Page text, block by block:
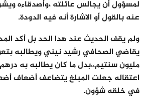
لمسؤول أن يجالس عائلته ،وأصدقاءه
عنه بالقول أو الاشارة أنه فيه الدودة.
ولم يقف الحديث عند هدا الحد بل أكد
مليون سنتيم،،بدل ما كان يطالبه به
اعتقاله جعلت المبلغ يتضاعف أضعاف
في خلقه شؤون.